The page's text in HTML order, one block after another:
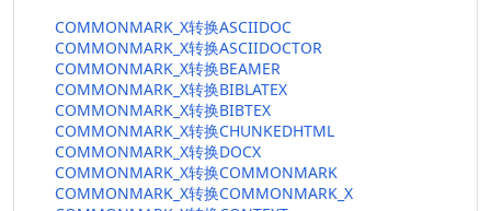
COMMONMARK_X转换ASCIIDOC
COMMONMARK_X转换ASCIIDOCTOR
COMMONMARK_X转换BEAMER
COMMONMARK_X转换BIBLATEX
COMMONMARK_X转换BIBTEX
COMMONMARK_X转换CHUNKEDHTML
COMMONMARK_X转换DOCX
COMMONMARK_X转换COMMONMARK
COMMONMARK_X转换COMMONMARK_X